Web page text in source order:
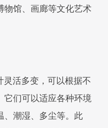
物馆、画廊等文化艺术
活多变，可以根据不
它们可以适应各种环境
、潮湿、多尘等。此